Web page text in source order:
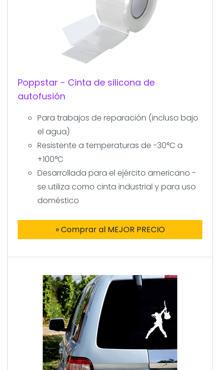
Poppstar - Cinta de silicona de
autofusión
Para trabajos de reparación (incluso bajo
el agua)
Resistente a temperaturas de -30°C a
+100°C
Desarrollada para el ejército americano -
se utiliza como cinta industrial y para uso
doméstico
» Comprar al MEJOR PRECIO